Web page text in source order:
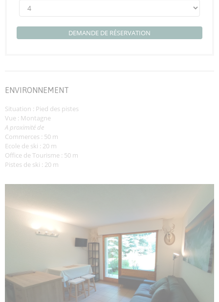
DEMANDE DE RÉSERVATION
ENVIRONNEMENT
Situation : Pied des pistes
Vue : Montagne
A proximité de
Commerces : 50 m
Ecole de ski : 20 m
Office de Tourisme : 50 m
Pistes de ski : 20 m